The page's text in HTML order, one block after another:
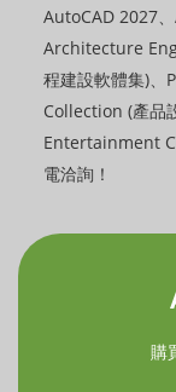
AutoCAD 2027
Architecture
程建設軟體集)
Collection (產品
Entertainment
電洽詢！
購